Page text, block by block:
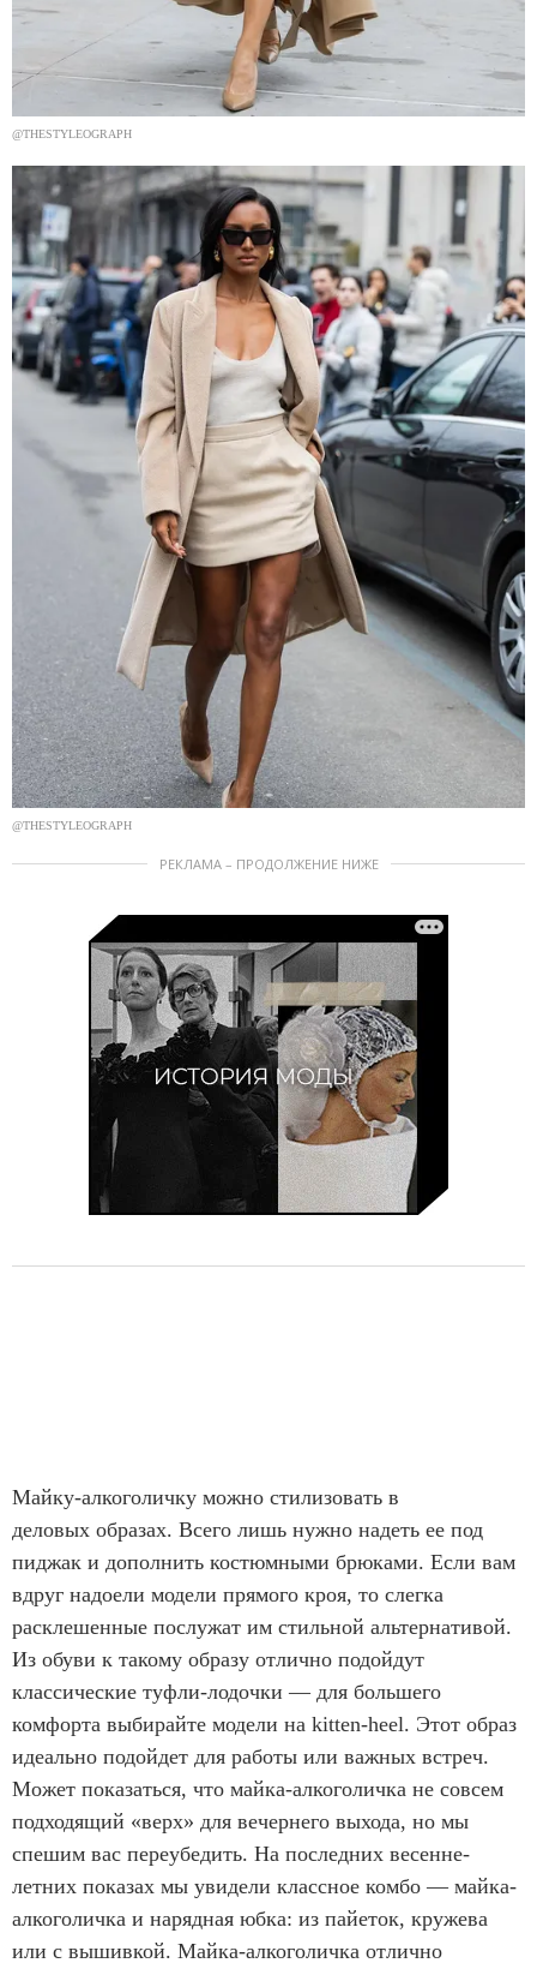
@THESTYLEOGRAPH
@THESTYLEOGRAPH
РЕКЛАМА – ПРОДОЛЖЕНИЕ НИЖЕ
Майку-алкоголичку можно стилизовать в
деловых образах. Всего лишь нужно надеть ее под
пиджак и дополнить костюмными брюками. Если вам
вдруг надоели модели прямого кроя, то слегка
расклешенные послужат им стильной альтернативой.
Из обуви к такому образу отлично подойдут
классические туфли-лодочки — для большего
комфорта выбирайте модели на kitten-heel. Этот образ
идеально подойдет для работы или важных встреч.
Может показаться, что майка-алкоголичка не совсем
подходящий «верх» для вечернего выхода, но мы
спешим вас переубедить. На последних весенне-
летних показах мы увидели классное комбо — майка-
алкоголичка и нарядная юбка: из пайеток, кружева
или с вышивкой. Майка-алкоголичка отлично